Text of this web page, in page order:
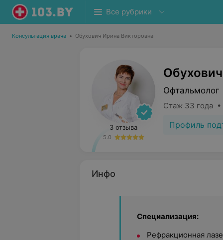
Все рубрики
Консультация врача • Обухович Ирина Викторовна
3 отзыва
5.0
Офтальмолог
Стаж 33 года •
Профиль
Инфо
Специализация:
Рефракционная